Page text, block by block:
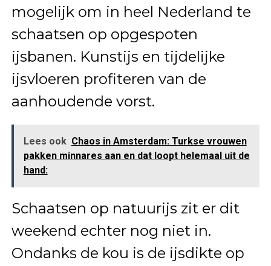
mogelijk om in heel Nederland te
schaatsen op opgespoten
ijsbanen. Kunstijs en tijdelijke
ijsvloeren profiteren van de
aanhoudende vorst.
Lees ook Chaos in Amsterdam: Turkse vrouwen
pakken minnares aan en dat loopt helemaal uit de
hand:
Schaatsen op natuurijs zit er dit
weekend echter nog niet in.
Ondanks de kou is de ijsdikte op